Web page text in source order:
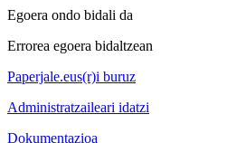
Egoera ondo bidali da
Errorea egoera bidaltzean
Paperjale.eus(r)i buruz
Administratzaileari idatzi
Dokumentazioa